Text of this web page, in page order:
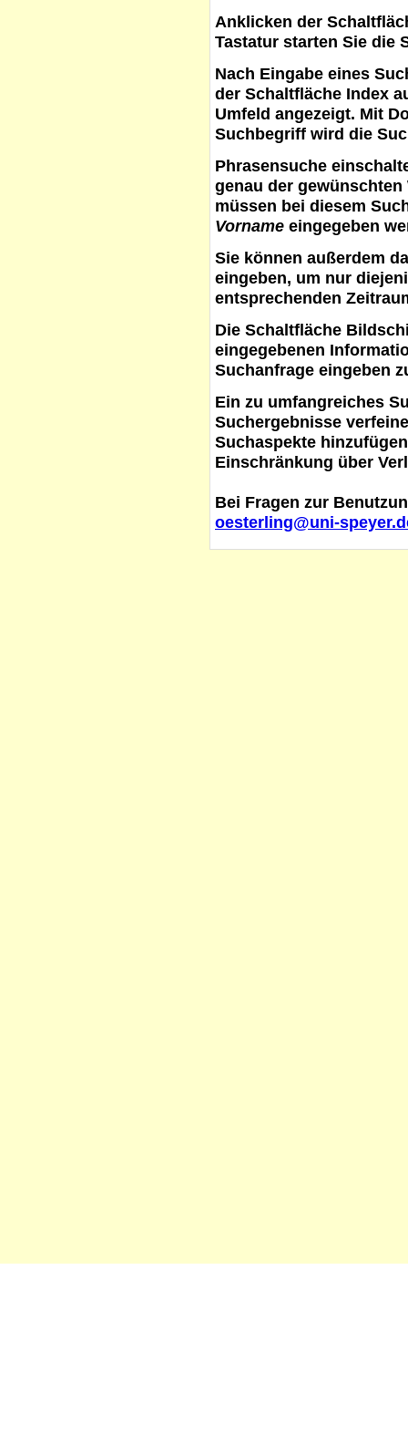
Anklicken der
Tastatur starten Sie die
Nach Eingabe eines
der Schaltfläche Index
Umfeld angezeigt. Mit
Suchbegriff wird die
Phrasensuche
genau der
müssen bei diesem
Vorname eingegeben
Sie können außerdem
eingeben, um nur
entsprechenden
Die Schaltfläche
eingegebenen
Suchanfrage eingeben
Ein zu umfangreiches
Suchergebnisse
Suchaspekte
Einschränkung über
Bei Fragen zur
oesterling@uni-